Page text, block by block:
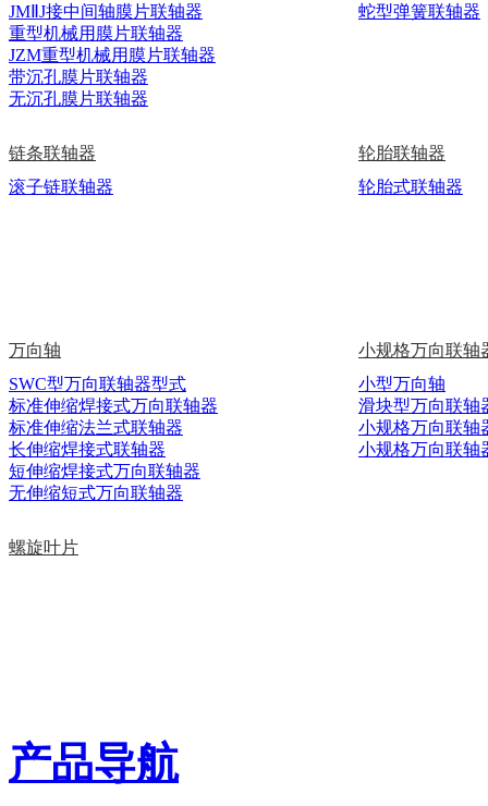
JMⅡJ接中间轴膜片联轴器
重型机械用膜片联轴器
JZM重型机械用膜片联轴器
带沉孔膜片联轴器
无沉孔膜片联轴器
蛇型弹簧联轴器
链条联轴器
滚子链联轴器
轮胎联轴器
轮胎式联轴器
万向轴
SWC型万向联轴器型式
标准伸缩焊接式万向联轴器
标准伸缩法兰式联轴器
长伸缩焊接式联轴器
短伸缩焊接式万向联轴器
无伸缩短式万向联轴器
小规格万向联轴
小型万向轴
滑块型万向联轴
小规格万向联轴
小规格万向联轴
螺旋叶片
产品导航